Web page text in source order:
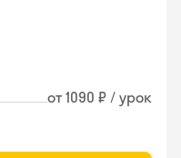
от 1090 ₽ / урок